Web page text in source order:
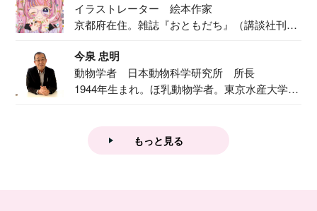
イラストレーター 絵本作家
京都府在住。雑誌『おともだち』（講談社刊）
今泉 忠明
動物学者 日本動物科学研究所 所長
1944年生まれ。ほ乳動物学者。東京水産大学卒
もっと見る